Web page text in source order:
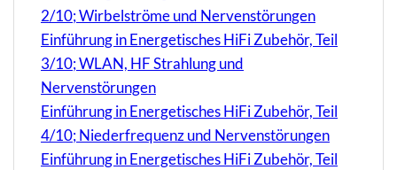
2/10; Wirbelströme und Nervenstörungen
Einführung in Energetisches HiFi Zubehör, Teil
3/10; WLAN, HF Strahlung und
Nervenstörungen
Einführung in Energetisches HiFi Zubehör, Teil
4/10; Niederfrequenz und Nervenstörungen
Einführung in Energetisches HiFi Zubehör, Teil